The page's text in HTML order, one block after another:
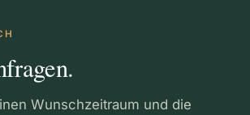
Wunschzeitraum und die